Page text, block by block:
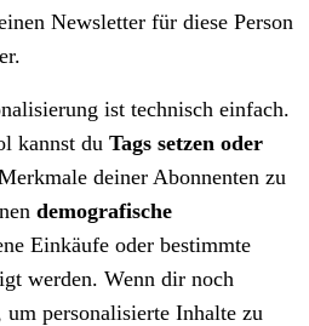
Newsletter für diese Person
ist technisch einfach.
kannst du Tags setzen oder
deiner Abonnenten zu
demografische
Einkäufe oder bestimmte
werden. Wenn dir noch
personalisierte Inhalte zu